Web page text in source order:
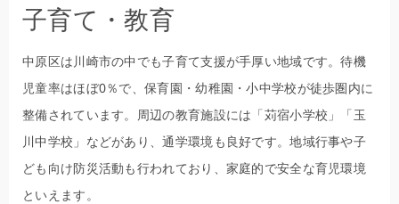
子育て・教育
中原区は川崎市の中でも子育て支援が手厚い地域です。待機
児童率はほぼ0％で、保育園・幼稚園・小中学校が徒歩圏内に
整備されています。周辺の教育施設には「苅宿小学校」「玉
川中学校」などがあり、通学環境も良好です。地域行事や子
ども向け防災活動も行われており、家庭的で安全な育児環境
といえます。